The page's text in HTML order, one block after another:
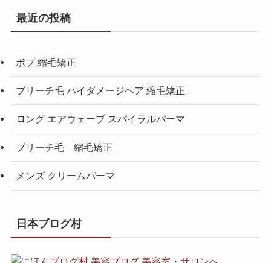
最近の投稿
ボブ 縮毛矯正
ブリーチ毛 ハイダメージヘア 縮毛矯正
ロング エアウェーブ スパイラルパーマ
ブリーチ毛 縮毛矯正
メンズ クリームパーマ
日本ブログ村